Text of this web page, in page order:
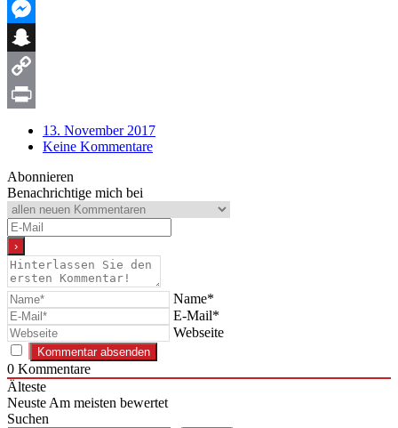
WhatsApp
Messenger
Snapchat
Copy
13. November 2017
Keine Kommentare
Abonnieren
Benachrichtige mich bei
Name*
E-Mail*
Webseite
0 Kommentare
Älteste
NeusteAm meisten bewertet
Suchen